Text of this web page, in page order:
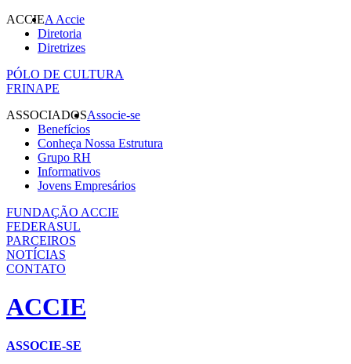
ACCIEA Accie
Diretoria
Diretrizes
PÓLO DE CULTURA
FRINAPE
ASSOCIADOSAssocie-se
Benefícios
Conheça Nossa Estrutura
Grupo RH
Informativos
Jovens Empresários
FUNDAÇÃO ACCIE
FEDERASUL
PARCEIROS
NOTÍCIAS
CONTATO
ACCIE
ASSOCIE-SE